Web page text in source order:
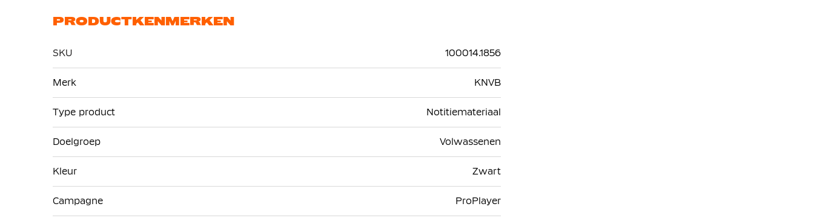
PRODUCTKENMERKEN
SKU
100014.1856
informatie
Merk KNVB
Type product Notitiemateriaal
Doelgroep Volwassenen
Kleur Zwart
Campagne ProPlayer